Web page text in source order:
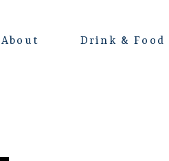
About Drink & Food